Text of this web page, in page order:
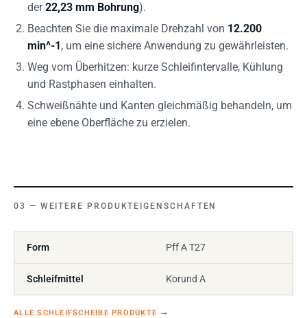
der22,23 mm Bohrung).
Beachten Sie die maximale Drehzahl von 12.200
min^-1, um eine sichere Anwendung zu gewährleisten.
Weg vom Überhitzen: kurze Schleifintervalle, Kühlung
und Rastphasen einhalten.
Schweißnähte und Kanten gleichmäßig behandeln, um
eine ebene Oberfläche zu erzielen.
WEITERE PRODUKTEIGENSCHAFTEN
Form Pff A T27
Schleifmittel Korund A
ALLE SCHLEIFSCHEIBE PRODUKTE →